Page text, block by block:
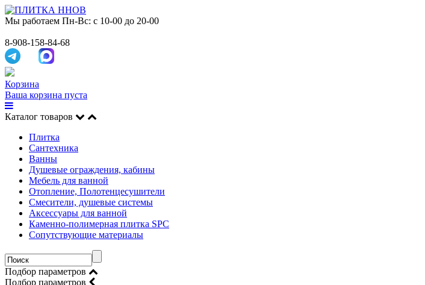
Мы работаем Пн-Вс: с 10-00 до 20-00
8-908-158-84-68
Корзина
Ваша корзина пуста
Каталог товаров
Плитка
Сантехника
Ванны
Душевые ограждения, кабины
Мебель для ванной
Отопление, Полотенцесушители
Смесители, душевые системы
Аксессуары для ванной
Каменно-полимерная плитка SPC
Сопутствующие материалы
Подбор параметров
Подбор параметров